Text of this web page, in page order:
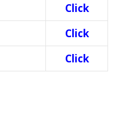
Click
Click
Click